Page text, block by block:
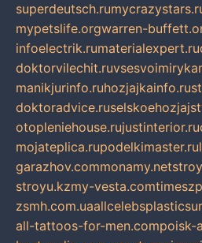
superdeutsch.ru
mypetslife.orgwarren-
infoelectrik.rumaterialexpert.ru
doktorvilechit.ru
manikjurinfo.ruhozjajkainfo.ru
doktoradvice.ru
otopleniehouse.rujustinterior.ru
mojateplica.rupodelkimaster.ru
garazhov.commonamy.net
stroyu.kzmy-vesta.com
zsmh.com.ua
all-tattoos-for-men.compoisk-